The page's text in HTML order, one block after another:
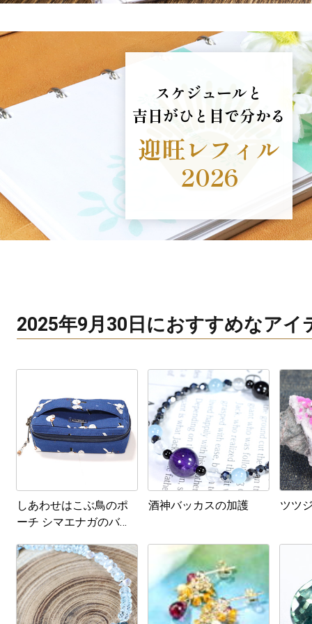
スケジュールと
吉日がひと目で分かる
迎旺レフィル
2026
2025年9月30日におすすめなアイ
しあわせはこぶ鳥のポ
ーチ シマエナガのバニ
酒神バッカスの加護 ツツ